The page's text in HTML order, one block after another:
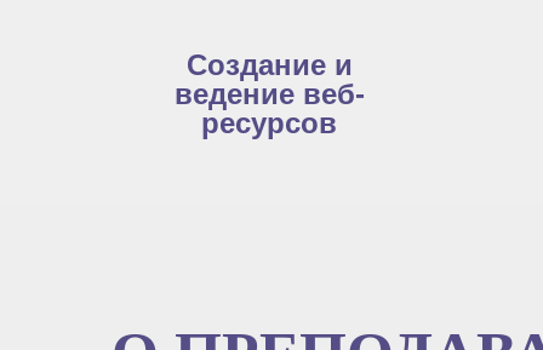
Создание и
ведение веб-
ресурсов